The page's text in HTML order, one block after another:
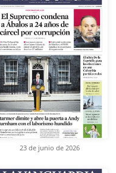
23 de junio de 2026